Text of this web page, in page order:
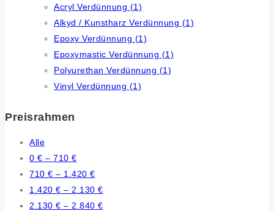
Acryl Verdünnung (1)
Alkyd / Kunstharz Verdünnung (1)
Epoxy Verdünnung (1)
Epoxymastic Verdünnung (1)
Polyurethan Verdünnung (1)
Vinyl Verdünnung (1)
Preisrahmen
Alle
0 € – 710 €
710 € – 1.420 €
1.420 € – 2.130 €
2.130 € – 2.840 €